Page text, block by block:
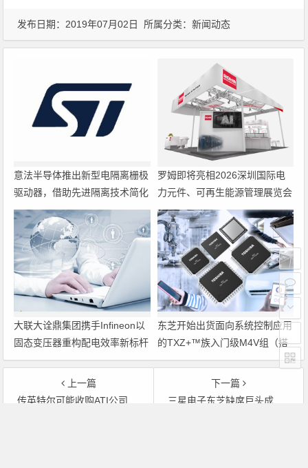
发布日期：2019年07月02日 所属分类：新闻动态
意法半导体推出新型电隔离栅极
驱动器，借助先进隔离技术简化
电源设计
罗姆即将亮相2026深圳国际电
力元件、可再生能源管理展览会
暨研讨会
大联大诠鼎集团携手Infineon以
固态变压器重构配电效率新标杆
东芝开始出货面向系统控制应用
的TXZ+™族入门级M4V组（搭
载Arm Cortex‑M4内核的标准微
控制器）工程样品
上一篇
传英特尔可能收购ATI公司 双方拒绝发表评论
下一篇
三星电子东芝缺席巨头成立的NAND工作小组